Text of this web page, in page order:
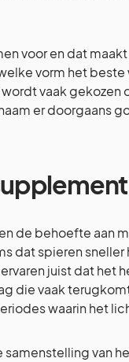
voor en dat
vorm het
vaak gekozen
er doorgaans
de behoefte aan
dat spieren sneller
juist dat het
die vaak
waarin het
samenstelling van